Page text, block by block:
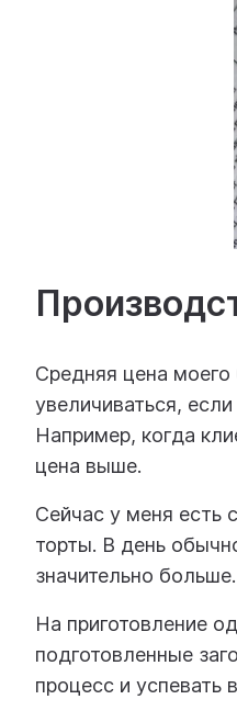
Средняя цена
увеличиваться,
Например, когда
цена выше.
Сейчас у меня есть
торты. В день
значительно больше.
На приготовление
подготовленные
процесс и успевать